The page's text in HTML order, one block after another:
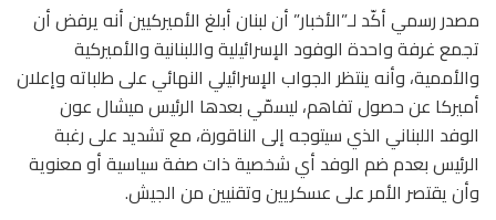
مصدر رسمي أكّد لـ”الأخبار” أن لبنان أبلغ الأميركيين أنه يرفض أن
تجمع غرفة واحدة الوفود الإسرائيلية واللبنانية والأميركية
والأممية، وأنه ينتظر الجواب الإسرائيلي النهائي على طلباته وإعلان
أميركا عن حصول تفاهم، ليسمّي بعدها الرئيس ميشال عون
الوفد اللبناني الذي سيتوجه إلى الناقورة، مع تشديد على رغبة
الرئيس بعدم ضم الوفد أي شخصية ذات صفة سياسية أو معنوية
وأن يقتصر الأمر على عسكريين وتقنيين من الجيش.